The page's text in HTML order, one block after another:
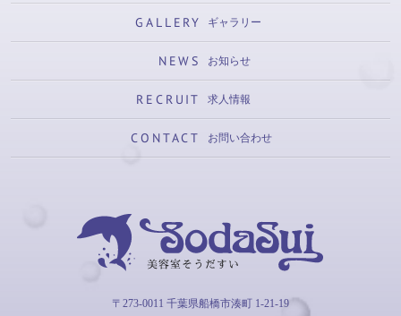
GALLERY ギャラリー
NEWS お知らせ
RECRUIT 求人情報
CONTACT お問い合わせ
そうだすい
〒273-0011 千葉県船橋市湊町 1-21-19